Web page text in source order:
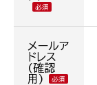
メールア
ドレス
(確認
用)